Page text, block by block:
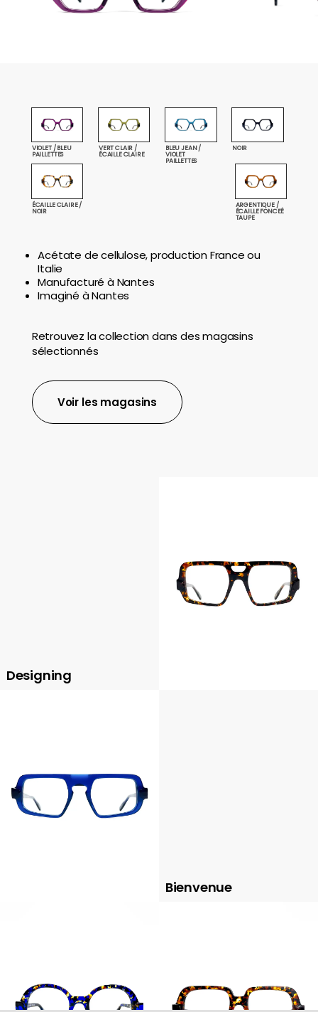
VIOLET / BLEU
PAILLETTES
VERT CLAIR /
ÉCAILLE CLAIRE
BLEU JEAN /
VIOLET
PAILLETTES
NOIR
ÉCAILLE CLAIRE /
NOIR
ARGENTIQUE /
ÉCAILLE FONCEÉ
TAUPE
Acétate de cellulose, production France ou
Italie
Manufacturé à Nantes
Imaginé à Nantes
Retrouvez la collection dans des magasins
sélectionnés
Voir les magasins
Designing
Bienvenue